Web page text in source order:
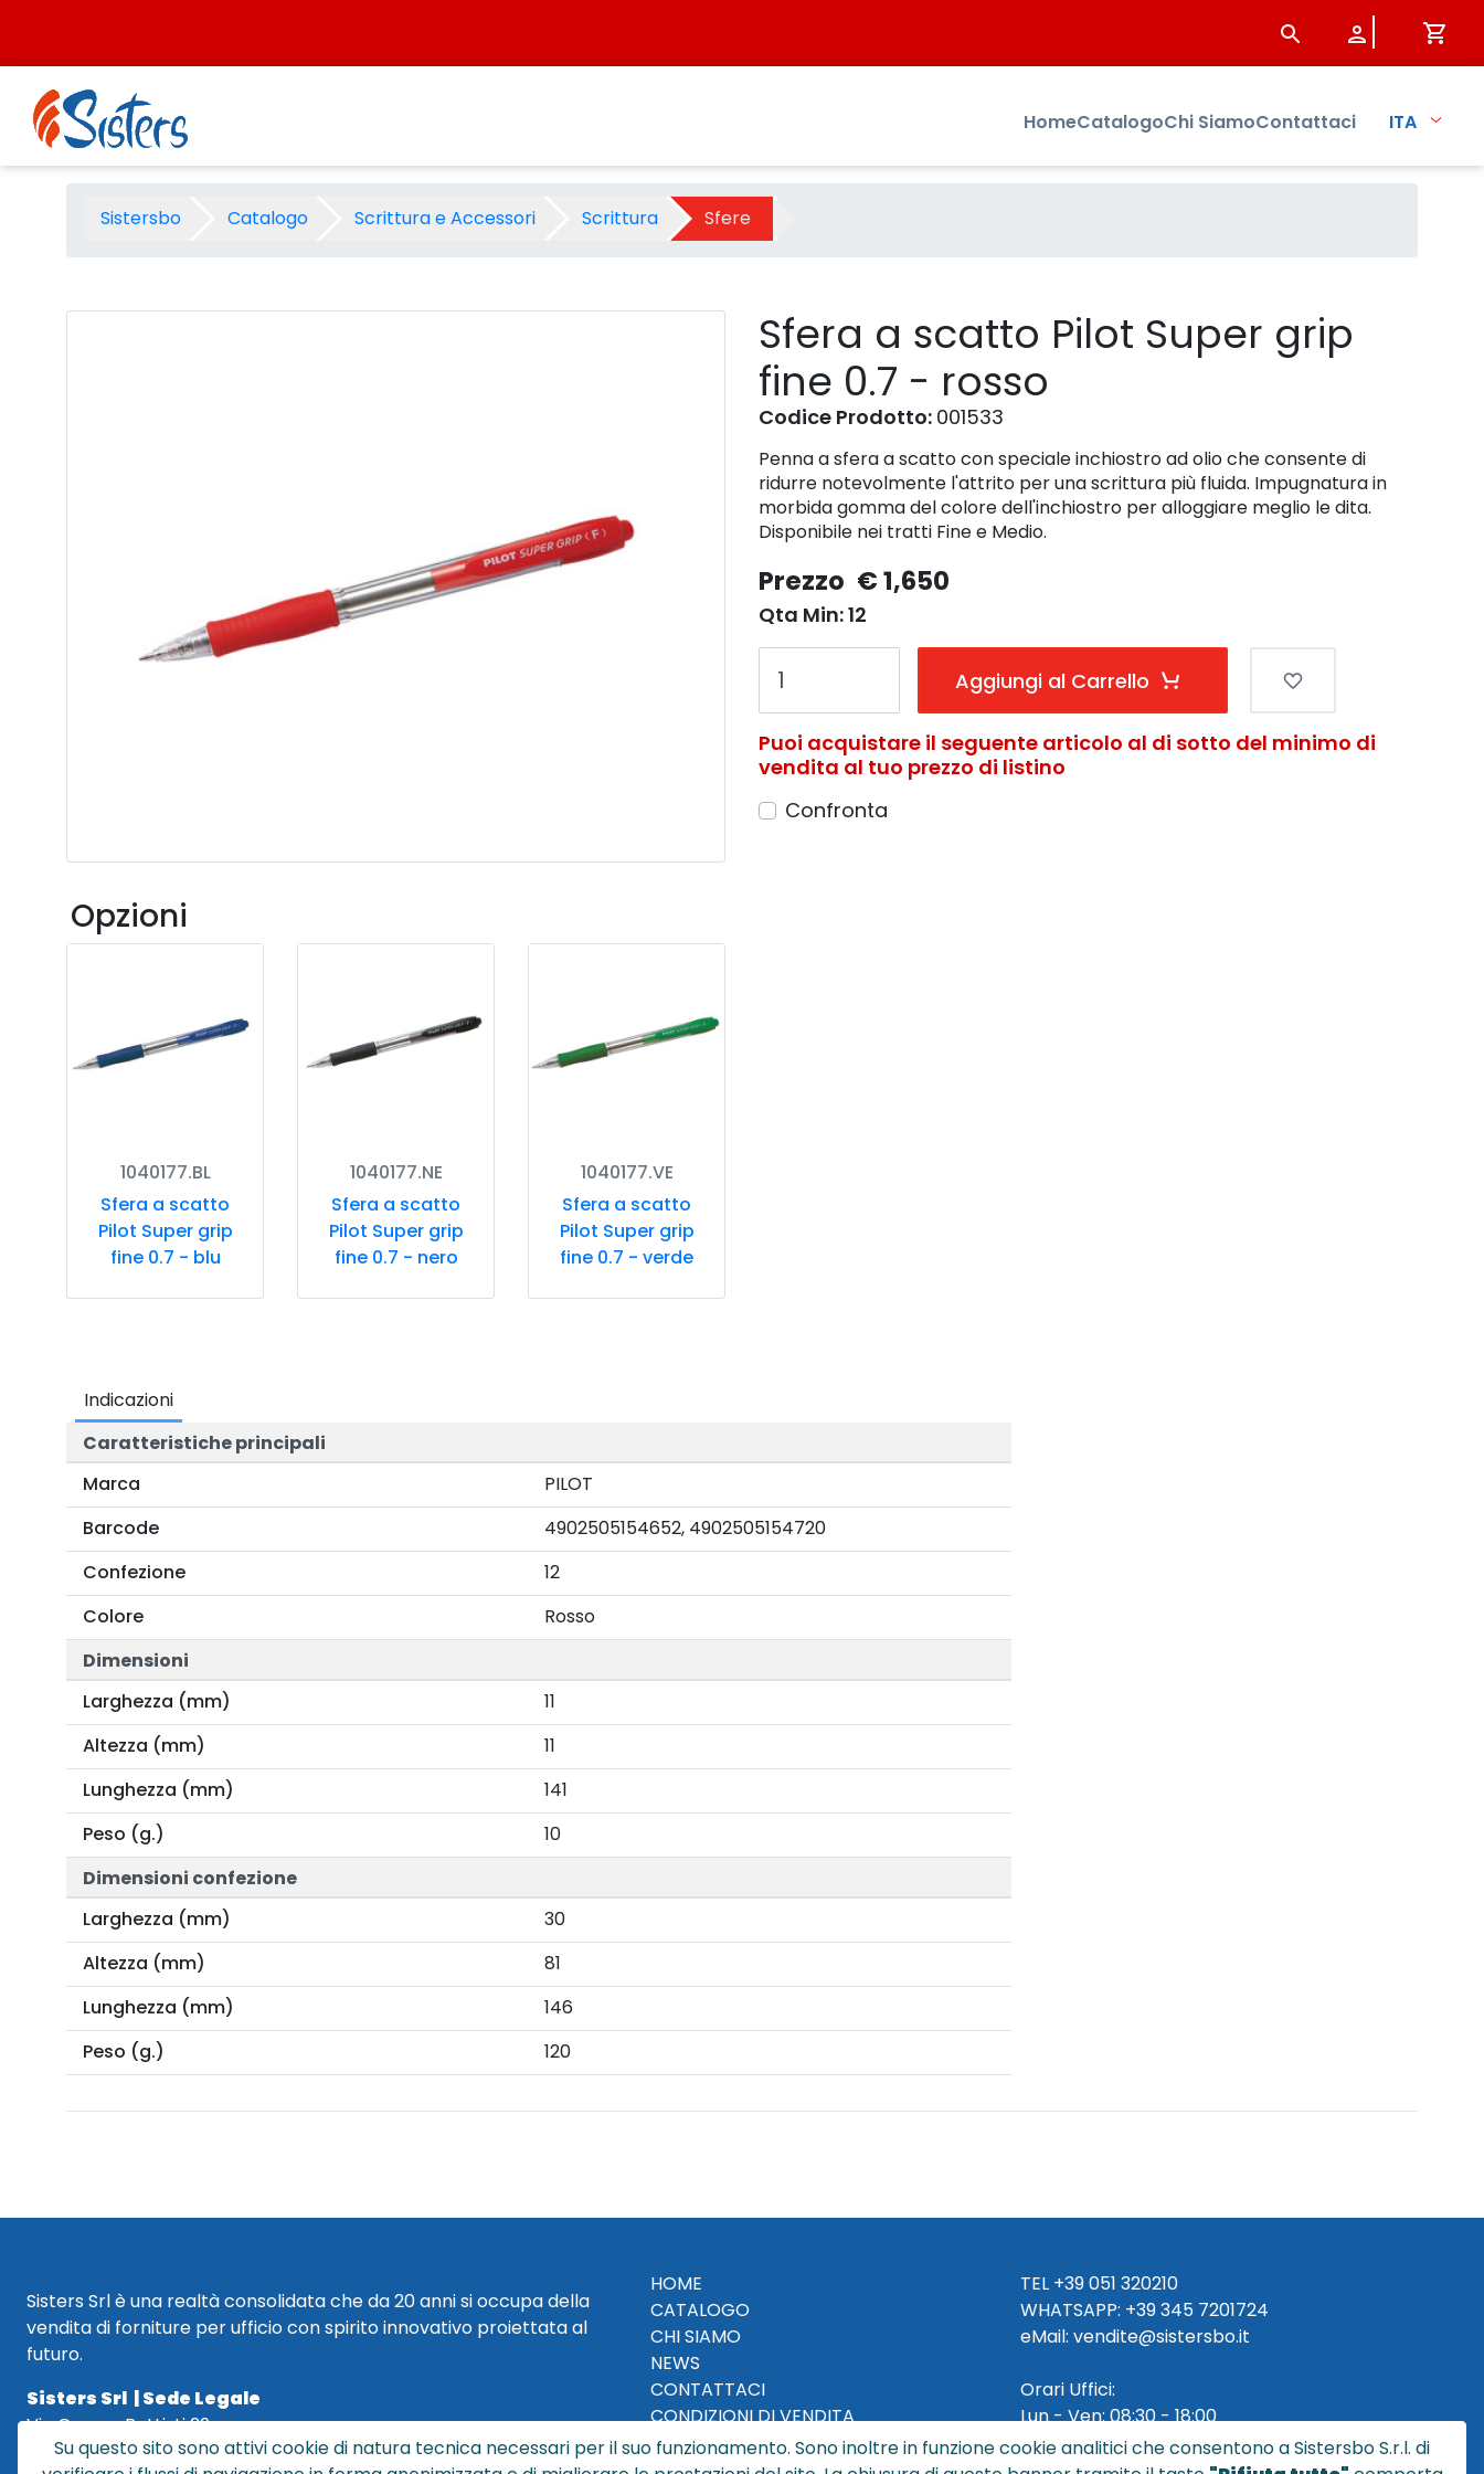
Sfera a scatto Pilot Super grip fine 0.7 - rosso - Prodotto - Sistersbo
HomeCatalogoChi SiamoContattaci ITA
Sistersbo Catalogo Scrittura e Accessori Scrittura Sfere
Sfera a scatto Pilot Super grip
fine 0.7 - rosso
Codice Prodotto: 001533
Penna a sfera a scatto con speciale inchiostro ad olio che consente di
ridurre notevolmente l'attrito per una scrittura più fluida. Impugnatura in
morbida gomma del colore dell'inchiostro per alloggiare meglio le dita.
Disponibile nei tratti Fine e Medio.
Prezzo € 1,650
Qta Min: 12
Aggiungi al Carrello
Puoi acquistare il seguente articolo al di sotto del minimo di
vendita al tuo prezzo di listino
Confronta
Opzioni
1040177.BL
Sfera a scatto
Pilot Super grip
fine 0.7 - blu
1040177.NE
Sfera a scatto
Pilot Super grip
fine 0.7 - nero
1040177.VE
Sfera a scatto
Pilot Super grip
fine 0.7 - verde
Indicazioni
Caratteristiche principali
Marca
PILOT
Barcode
4902505154652, 4902505154720
Confezione
12
Colore
Rosso
Dimensioni
Larghezza (mm)
11
Altezza (mm)
11
Lunghezza (mm)
141
Peso (g.)
10
Dimensioni confezione
Larghezza (mm)
30
Altezza (mm)
81
Lunghezza (mm)
146
Peso (g.)
120
Sisters Srl è una realtà consolidata che da 20 anni si occupa della
vendita di forniture per ufficio con spirito innovativo proiettata al
futuro.
Sisters Srl | Sede Legale
Via Cesare Battisti 29
40018 San Pietro in Casale (BO)
HOME
CATALOGO
CHI SIAMO
NEWS
CONTATTACI
CONDIZIONI DI VENDITA
TEL +39 051 320210
WHATSAPP: +39345 7201724
eMail: vendite@sistersbo.it
Orari Uffici:
Lun - Ven: 08:30 - 18:00
Su questo sito sono attivi cookie di natura tecnica necessari per il suo funzionamento. Sono inoltre in funzione cookie analitici che consentono a Sistersbo S.r.l. di